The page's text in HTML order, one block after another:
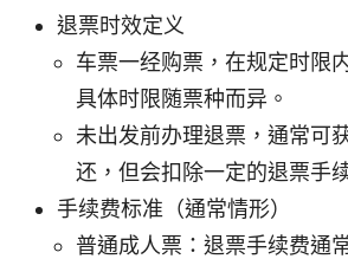
退票时效定义
车票一经购票，在规定时限
具体时限随票种而异。
未出发前办理退票，通常可
还，但会扣除一定的退票手
手续费标准（通常情形）
普通成人票：退票手续费通